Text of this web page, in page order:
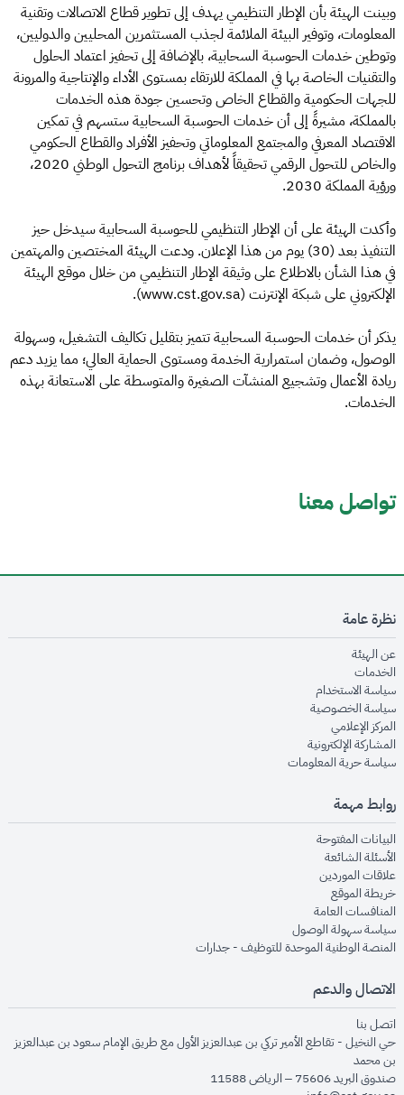
وبينت الهيئة بأن الإطار التنظيمي يهدف إلى تطوير قطاع الاتصالات وتقنية
المعلومات، وتوفير البيئة الملائمة لجذب المستثمرين المحليين والدوليين،
وتوطين خدمات الحوسبة السحابية، بالإضافة إلى تحفيز اعتماد الحلول
والتقنيات الخاصة بها في المملكة للارتقاء بمستوى الأداء والإنتاجية والمرونة
للجهات الحكومية والقطاع الخاص وتحسين جودة هذه الخدمات
بالمملكة، مشيرةً إلى أن خدمات الحوسبة السحابية ستسهم في تمكين
الاقتصاد المعرفي والمجتمع المعلوماتي وتحفيز الأفراد والقطاع الحكومي
والخاص للتحول الرقمي تحقيقاً لأهداف برنامج التحول الوطني 2020،
ورؤية المملكة 2030.
وأكدت الهيئة على أن الإطار التنظيمي للحوسبة السحابية سيدخل حيز
التنفيذ بعد (30) يوم من هذا الإعلان. ودعت الهيئة المختصين والمهتمين
في هذا الشأن بالاطلاع على وثيقة الإطار التنظيمي من خلال موقع الهيئة
الإلكتروني على شبكة الإنترنت (www.cst.gov.sa).
يذكر أن خدمات الحوسبة السحابية تتميز بتقليل تكاليف التشغيل، وسهولة
الوصول، وضمان استمرارية الخدمة ومستوى الحماية العالي؛ مما يزيد دعم
ريادة الأعمال وتشجيع المنشآت الصغيرة والمتوسطة على الاستعانة بهذه
الخدمات.
تواصل معنا
نظرة عامة
عن الهيئةopens in new window
الخدماتopens in new window
سياسة الاستخدام
سياسة الخصوصيةopens in new window
المركز الإعلاميopens in new window
المشاركة الإلكترونيةopens in new window
سياسة حرية المعلوماتopens in new window
روابط مهمة
البيانات المفتوحةopens in new window
الأسئلة الشائعةopens in new window
علاقات الموردينopens in new window
خريطة الموقعopens in new window
المنافسات العامةopens in new window
سياسة سهولة الوصولopens in new window
المنصة الوطنية الموحدة للتوظيف - جداراتopens in new window
الاتصال والدعم
اتصل بنا
حي النخيل - تقاطع الأمير تركي بن عبدالعزيز الأول مع طريق الإمام سعود بن عبدالعزيز
بن محمد
صندوق البريد 75606 – الرياض 11588